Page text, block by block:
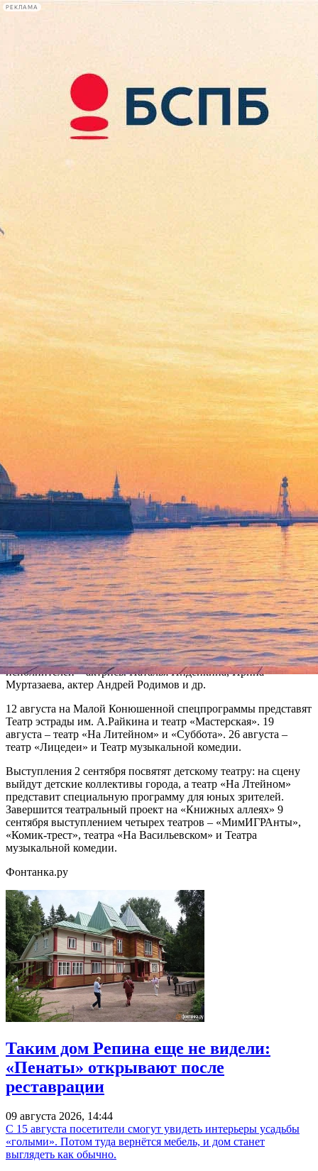
РЕКЛАМА
Сегодня:
2026.08.10
11:41
Афиша Plus
Артисты десяти театров
выступят на «Книжных
аллеях» в августе и сентябре
Версия для печати
5 августа стартует проект «Театральный Петербург на
Книжных аллеях»: 10 театров города подготовили
специальные программы, которые буду показывать бесплатно
на Малой Конюшенной каждую субботу. Завершится проект 9
сентября. Начало выступлений «Театрального Петербурга» по
субботам в 14.00.
Откроет программу 5 августа в 14:00 шоу мим-театра
«МимИГРАнты» по мотивам спектакля «Планета чудес» из
репертуара театра. После артисты «Балтийского дома»
исполнят вокальные партии из спектаклей «Шерлок Холмс»,
«Алые паруса» и «Таланты и поклонники». Среди
исполнителей – актрисы Наталья Индейкина, Ирина
Муртазаева, актер Андрей Родимов и др.
12 августа на Малой Конюшенной спецпрограммы представят
Театр эстрады им. А.Райкина и театр «Мастерская». 19
августа – театр «На Литейном» и «Суббота». 26 августа –
театр «Лицедеи» и Театр музыкальной комедии.
Выступления 2 сентября посвятят детскому театру: на сцену
выйдут детские коллективы города, а театр «На Лтейном»
представит специальную программу для юных зрителей.
Завершится театральный проект на «Книжных аллеях» 9
сентября выступлением четырех театров – «МимИГРАнты»,
«Комик-трест», театра «На Васильевском» и Театра
музыкальной комедии.
Фонтанка.ру
Таким дом Репина еще не видели:
«Пенаты» открывают после
реставрации
09 августа 2026, 14:44
С 15 августа посетители смогут увидеть интерьеры усадьбы
«голыми». Потом туда вернётся мебель, и дом станет
выглядеть как обычно.